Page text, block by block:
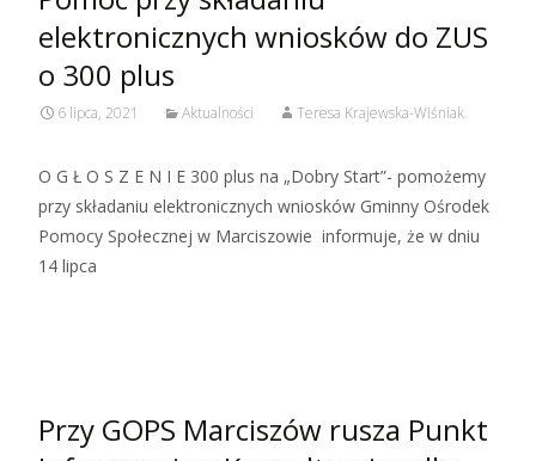
elektronicznych wniosków do ZUS
o 300 plus
6 lipca, 2021 Aktualności Teresa Krajewska-Wiśniak
O G Ł O S Z E N I E 300 plus na „Dobry Start”- pomożemy
przy składaniu elektronicznych wniosków Gminny Ośrodek
Pomocy Społecznej w Marciszowie informuje, że w dniu
14 lipca
Przy GOPS Marciszów rusza Punkt